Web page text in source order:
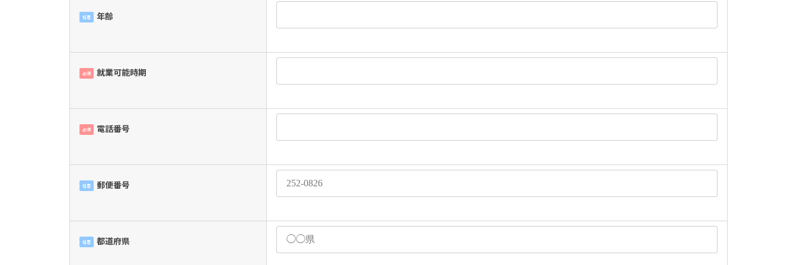
任意 年齢
必須 就業可能時期
必須 電話番号
任意 郵便番号
任意 都道府県